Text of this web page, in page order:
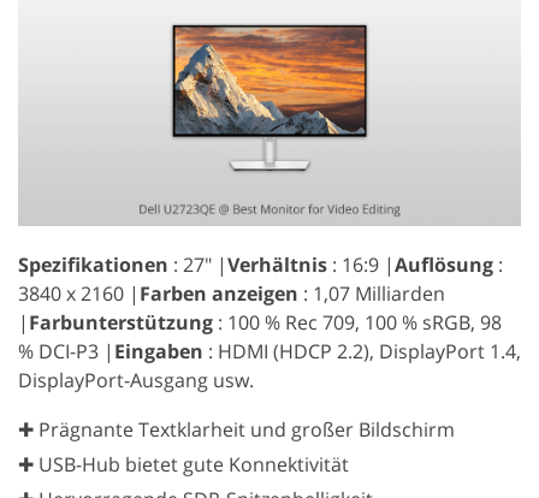
Spezifikationen : 27″ |Verhältnis : 16:9 |Auflösung :
3840 x 2160 | Farben anzeigen : 1,07 Milliarden
| Farbunterstützung : 100 % Rec 709, 100 % sRGB, 98
% DCI-P3 | Eingaben : HDMI (HDCP 2.2), DisplayPort 1.4,
DisplayPort-Ausgang usw.
✚ Prägnante Textklarheit und großer Bildschirm
✚ USB-Hub bietet gute Konnektivität